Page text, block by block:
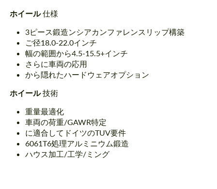
ホイール仕様
3ピース鍛造ンシアカンファレンスリップ構築
ご径18.0-22.0インチ
幅の範囲から4.5-15.5+インチ
さらに車両の応用
から隠れたハードウェアオプション
ホイール技術
重量最適化
車両の荷重/GAWR特定
に適合してドイツのTUV要件
6061T6処理アルミニウム鍛造
ハウス加工/工学/ミング